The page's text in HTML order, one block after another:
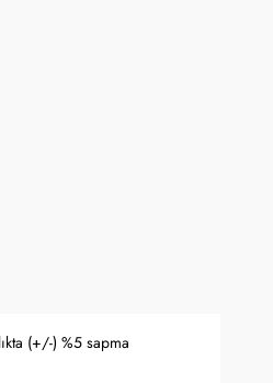
(+/-) %5 sapma